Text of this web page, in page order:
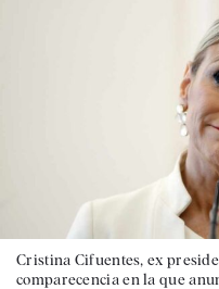
Cristina Cifuentes, ex
comparecencia en la que